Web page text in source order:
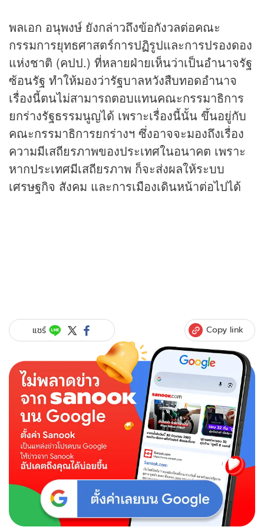
พลเอก อนุพงษ์ ยังกล่าวถึงข้อกังวลต่อคณะ
กรรมการยุทธศาสตร์การปฏิรูปและการปรองดอง
แห่งชาติ (คปป.) ที่หลายฝ่ายเห็นว่าเป็นอำนาจรัฐ
ซ้อนรัฐ ทำให้มองว่ารัฐบาลหวังสืบทอดอำนาจ
เรื่องนี้ตนไม่สามารถตอบแทนคณะกรรมาธิการ
ยกร่างรัฐธรรมนูญได้ เพราะเรื่องนี้นั้น ขึ้นอยู่กับ
คณะกรรมาธิการยกร่างฯ ซึ่งอาจจะมองถึงเรื่อง
ความมีเสถียรภาพของประเทศในอนาคต เพราะ
หากประเทศมีเสถียรภาพ ก็จะส่งผลให้ระบบ
เศรษฐกิจ สังคม และการเมืองเดินหน้าต่อไปได้
แชร์ Copy link